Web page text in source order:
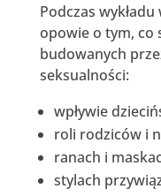
Podczas
opowie o tym, co
budowanych
seksualności:
wpływie
roli rodziców i
ranach i
stylach